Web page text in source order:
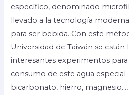
específico, denominado
llevado a la tecnología
para ser bebida. Con este
Universidad de Taiwán se están
interesantes experimentos
consumo de este agua
bicarbonato, hierro,